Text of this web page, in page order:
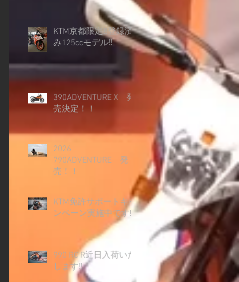
KTM京都限定‼登録済
み125ccモデル‼
390ADVENTURE X 発
売決定！！
2026
790ADVENTURE 発
売！！
KTM免許サポートキャ
ンペーン実施中です‼
990 RC R近日入荷いた
します‼